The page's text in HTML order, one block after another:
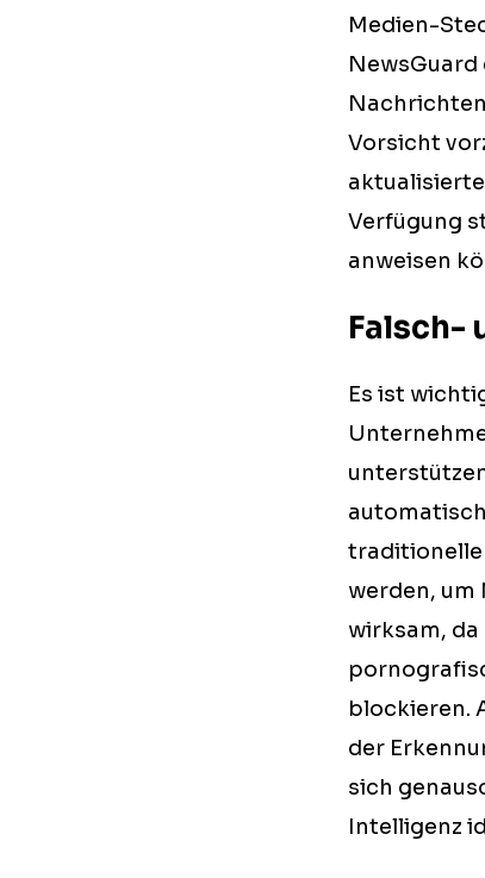
Medien-
NewsGuard
Vorsicht
Verfügung
anweisen
Falsch-
Es ist
werden, um
wirksam,
blockieren.
der
sich
Intelligenz